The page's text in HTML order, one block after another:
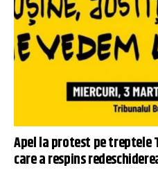
Apel la protest pe treptele
care a respins